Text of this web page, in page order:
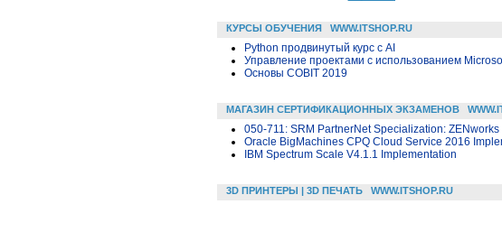
КУРСЫ ОБУЧЕНИЯ WWW.ITSHOP.RU
Python продвинутый курс с AI
Управление проектами с использованием
Основы COBIT 2019
МАГАЗИН СЕРТИФИКАЦИОННЫХ ЭКЗАМЕНОВ
050-711: SRM PartnerNet Specialization:
Oracle BigMachines CPQ Cloud Service 2016
IBM Spectrum Scale V4.1.1 Implementation
3D ПРИНТЕРЫ | 3D ПЕЧАТЬ WWW.ITSHOP.RU